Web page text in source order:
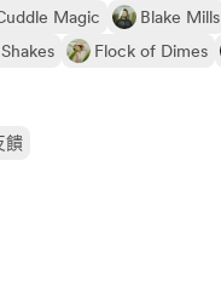
Magic Blake Mills
Flock of Dimes
饋